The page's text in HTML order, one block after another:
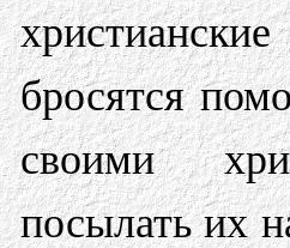
бросятся
своими
посылать их